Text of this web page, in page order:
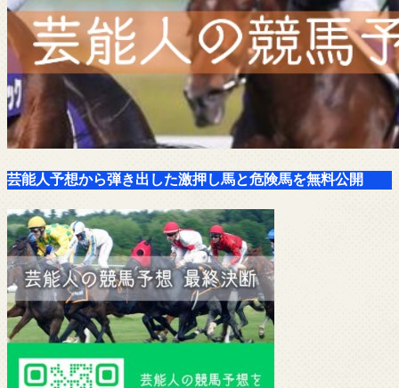
芸能人予想から弾き出した激押し馬と危険馬を無料公開